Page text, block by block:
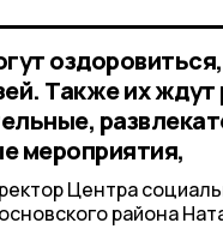
Также их
мероприятия,
Центра
района